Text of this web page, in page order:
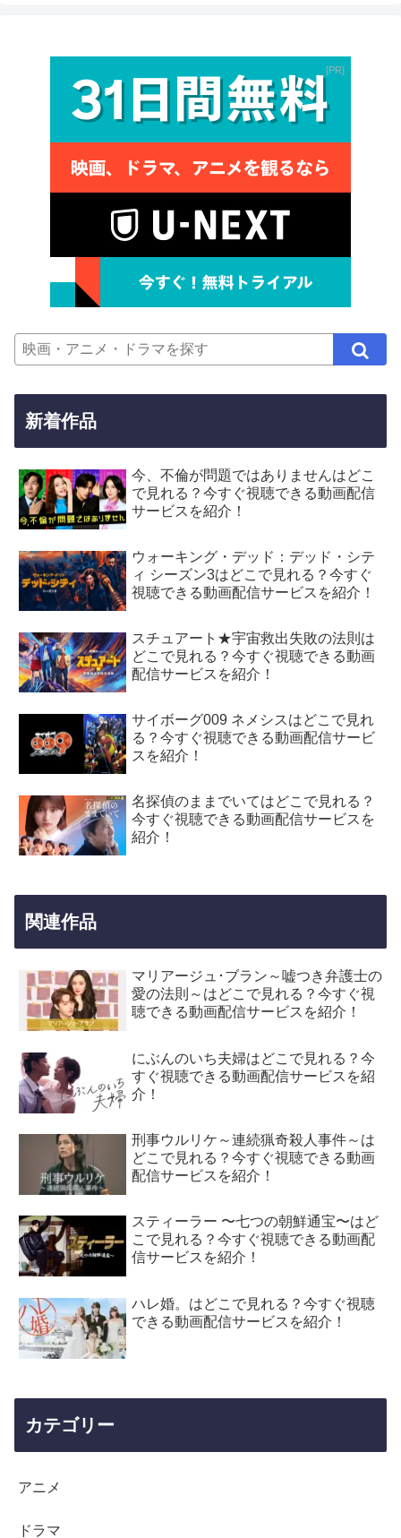
PR
新着作品
今、不倫が問題ではありませんはどこ
で見れる？今すぐ視聴できる動画配信
サービスを紹介！
ウォーキング・デッド：デッド・シテ
ィ シーズン3はどこで見れる？今すぐ
視聴できる動画配信サービスを紹介！
スチュアート★宇宙救出失敗の法則は
どこで見れる？今すぐ視聴できる動画
配信サービスを紹介！
サイボーグ009 ネメシスはどこで見れ
る？今すぐ視聴できる動画配信サービ
スを紹介！
名探偵のままでいてはどこで見れる？
今すぐ視聴できる動画配信サービスを
紹介！
関連作品
マリアージュ･ブラン～嘘つき弁護士の
愛の法則～はどこで見れる？今すぐ視
聴できる動画配信サービスを紹介！
にぶんのいち夫婦はどこで見れる？今
すぐ視聴できる動画配信サービスを紹
介！
刑事ウルリケ～連続猟奇殺人事件～は
どこで見れる？今すぐ視聴できる動画
配信サービスを紹介！
スティーラー 〜七つの朝鮮通宝〜はど
こで見れる？今すぐ視聴できる動画配
信サービスを紹介！
ハレ婚。はどこで見れる？今すぐ視聴
できる動画配信サービスを紹介！
カテゴリー
アニメ
ドラマ